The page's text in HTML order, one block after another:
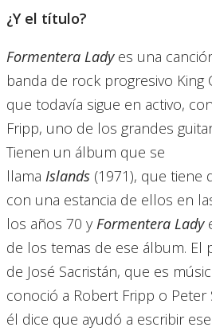
¿Y el título?
Formentera Ladyes una
banda de rock progresivo King
que todavía sigue en activo,
Fripp, uno de los grandes
Tienen un álbum que se
llama Islands (1971), que tiene
con una estancia de ellos en
los años 70 y Formentera Lady
de los temas de ese álbum. El
de José Sacristán, que es
conoció a Robert Fripp o Peter
él dice que ayudó a escribir